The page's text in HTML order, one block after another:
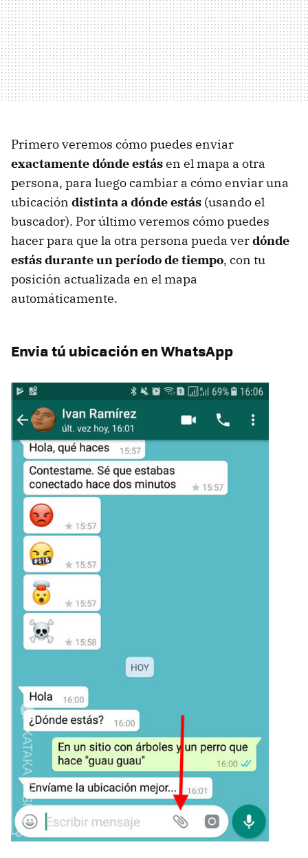
Primero veremos cómo puedes enviar
exactamente dónde estásen el mapa a otra
persona, para luego cambiar a cómo enviar una
ubicación distinta a dónde estás (usando el
buscador). Por último veremos cómo puedes
hacer para que la otra persona pueda verdónde
estás durante un período de tiempo, con tu
posición actualizada en el mapa
automáticamente.
Envia tú ubicación en WhatsApp